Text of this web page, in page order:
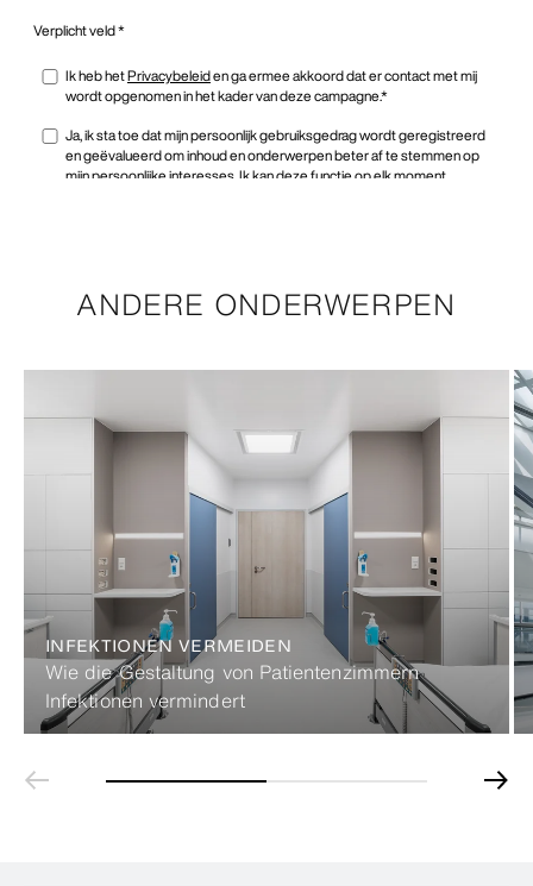
ANDERE ONDERWERPEN
INFEKTIONEN VERMEIDEN
Wie die Gestaltung von Patientenzimmern
Infektionen vermindert